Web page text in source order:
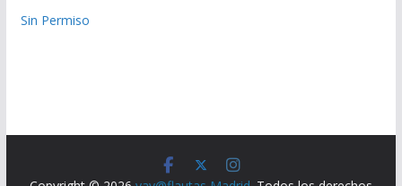
Sin Permiso